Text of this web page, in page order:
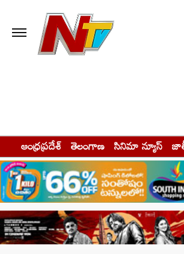
ఆంధ్రప్రదేశ్ తెలంగాణ సినిమా న్యూస్